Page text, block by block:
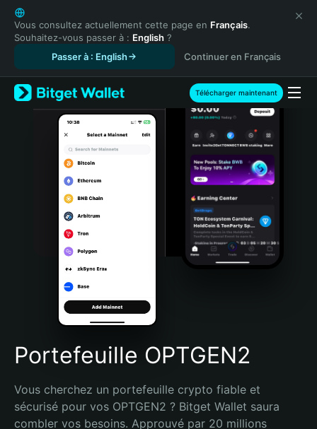
English
日本語
Tiếng Việt
Español (Latinoamérica)
Türkçe
Italiano
Português (Portugal)
Bahasa Indonesia
Português (Brasil)
Español (Argentina)
Vous consultez actuellement cette page en Français.
Souhaitez-vous passer à : English ?
Passer à : English
Continuer en Français
Télécharger maintenant
Portefeuille OPTGEN2
Vous cherchez un portefeuille crypto fiable et
sécurisé pour vos OPTGEN2 ? Bitget Wallet saura
combler vos besoins. Approuvé par 20 millions